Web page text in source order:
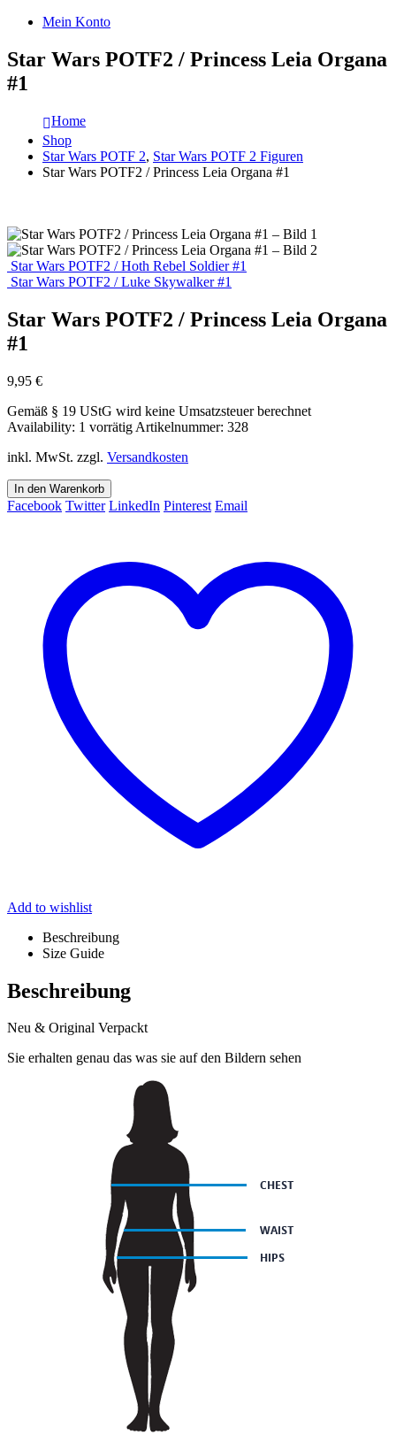
Mein Konto
Star Wars POTF2 / Princess Leia Organa
#1
Home
Shop
Star Wars POTF 2, Star Wars POTF 2 Figuren
Star Wars POTF2 / Princess Leia Organa #1
Star Wars POTF2 / Hoth Rebel Soldier #1
Star Wars POTF2 / Luke Skywalker #1
Star Wars POTF2 / Princess Leia Organa
#1
9,95 €
Gemäß § 19 UStG wird keine Umsatzsteuer berechnet
Availability: 1 vorrätig Artikelnummer: 328
inkl. MwSt. zzgl. Versandkosten
In den Warenkorb
Facebook Twitter LinkedIn Pinterest Email
Add to wishlist
Beschreibung
Size Guide
Beschreibung
Neu & Original Verpackt
Sie erhalten genau das was sie auf den Bildern sehen